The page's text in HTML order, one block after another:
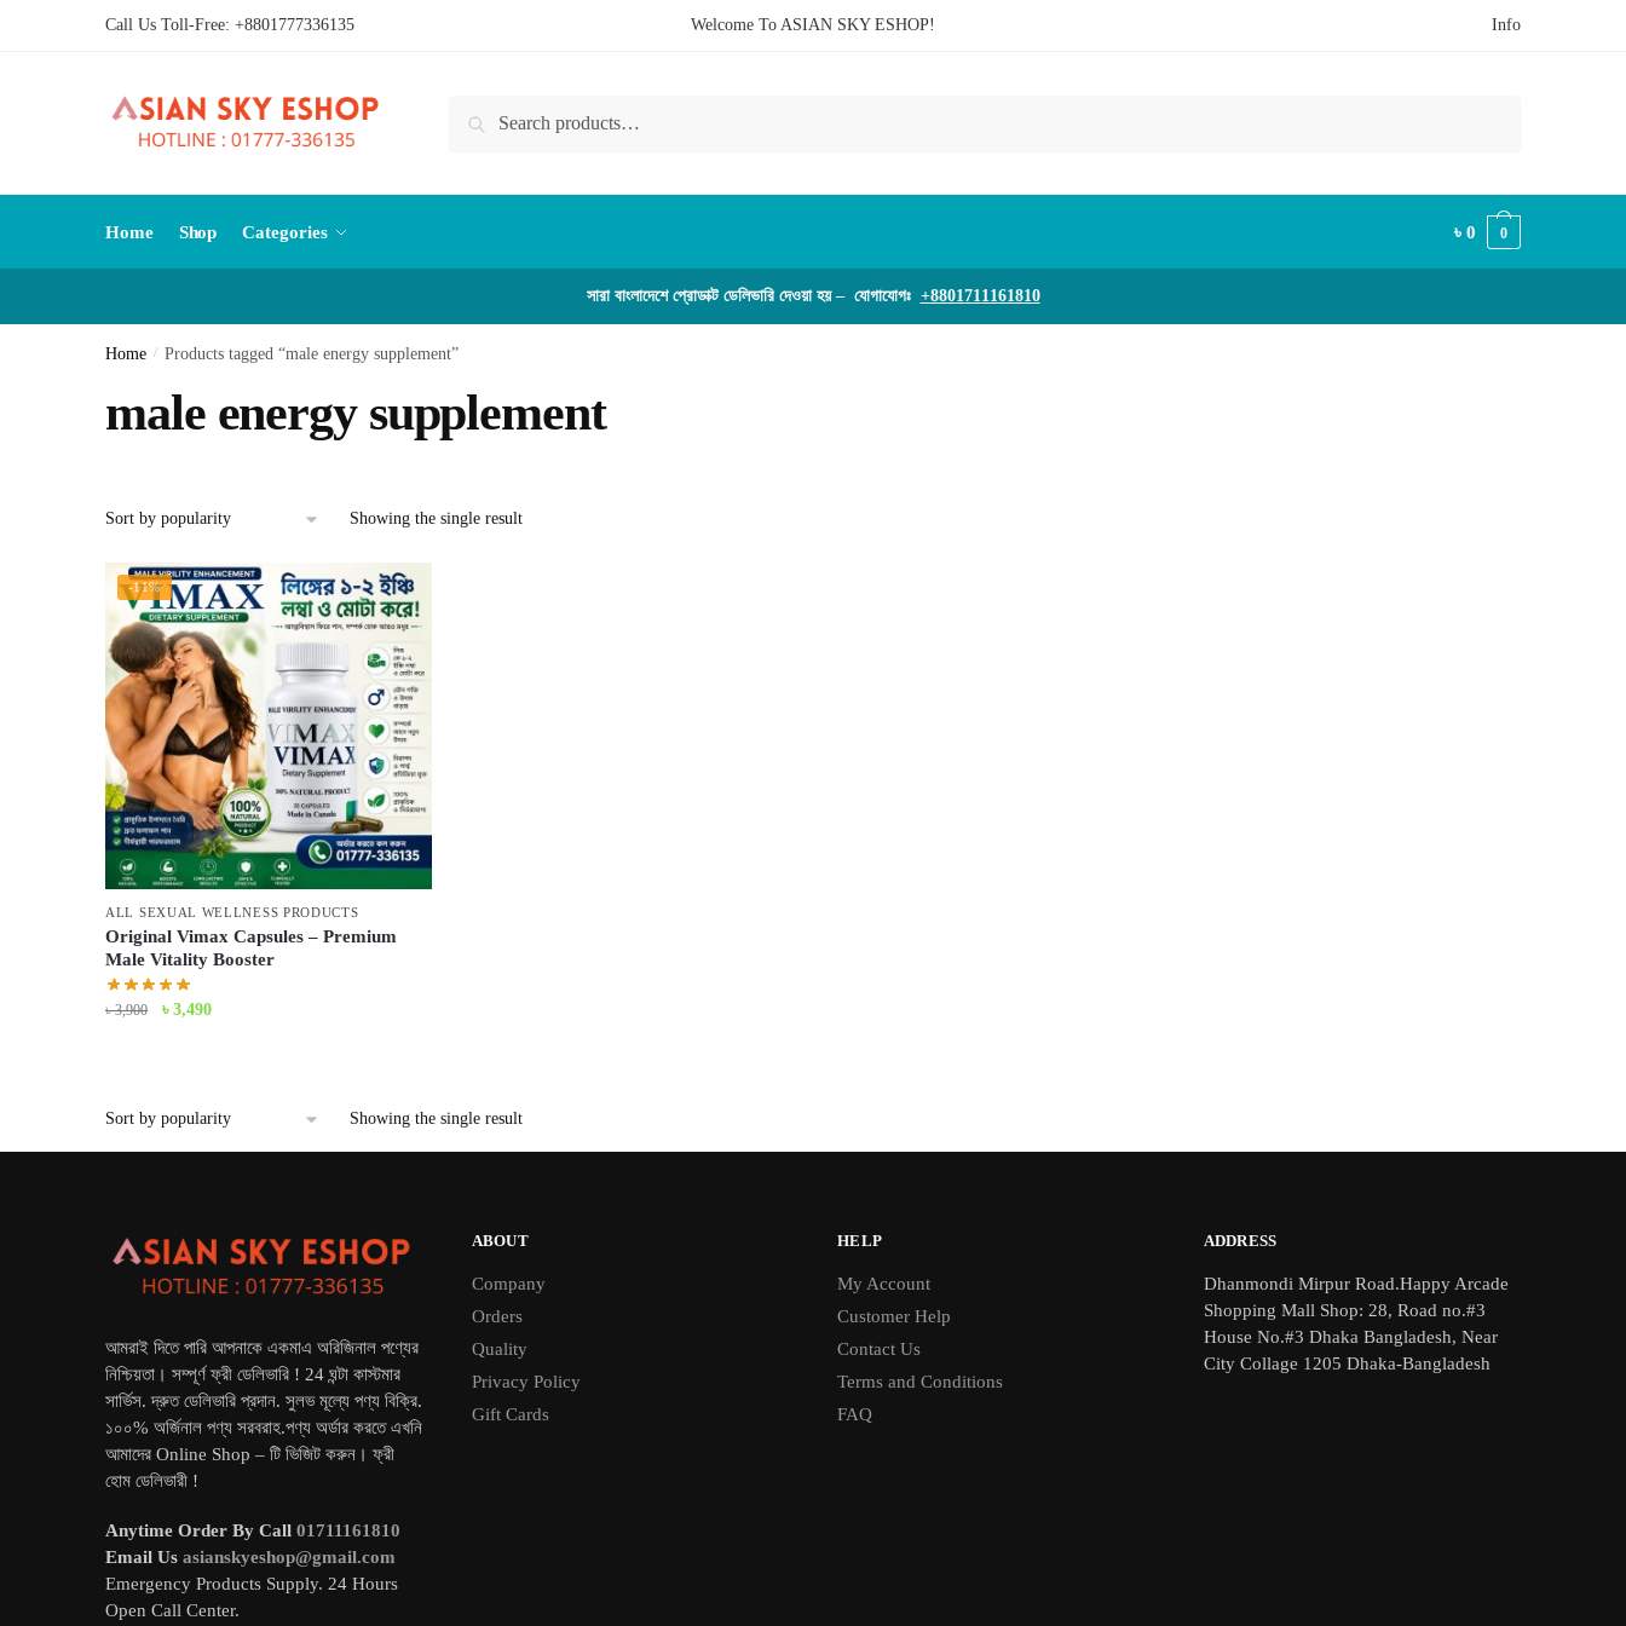
Call Us Toll-Free: +8801777336135 Welcome To ASIAN SKY ESHOP! Info
Search
Home Shop Categories ৳0 0
সারা বাংলাদেশে প্রোডাক্ট ডেলিভারি দেওয়া হয় – যোগাযোগঃ +8801711161810
Home / Products tagged “male energy supplement”
male energy supplement
Showing the single result
-11%
ALL SEXUAL WELLNESS PRODUCTS
Original Vimax Capsules – Premium
Male Vitality Booster
৳3,900
Original
৳ 3,490Current
Showing the single result
আমরাই দিতে পারি আপনাকে একমাএ অরিজিনাল পণ্যের
নিশ্চিয়তা। সম্পূর্ণ ফ্রী ডেলিভারি ! 24 ঘন্টা কাস্টমার
সার্ভিস. দ্রুত ডেলিভারি প্রদান. সুলভ মূল্যে পণ্য বিক্রি.
১০০% অর্জিনাল পণ্য সরবরাহ.পণ্য অর্ডার করতে এখনি
আমাদের Online Shop – টি ভিজিট করুন। ফ্রী
হোম ডেলিভারী !
Anytime Order By Call 01711161810
Email Us asianskyeshop@gmail.com
Emergency Products Supply. 24 Hours
Open Call Center.
ABOUT
Company
Orders
Quality
Privacy Policy
Gift Cards
HELP
My Account
Customer Help
Contact Us
Terms and Conditions
FAQ
ADDRESS
Dhanmondi Mirpur Road.Happy Arcade
Shopping Mall Shop: 28, Road no.#3
House No.#3 Dhaka Bangladesh, Near
City Collage 1205 Dhaka-Bangladesh